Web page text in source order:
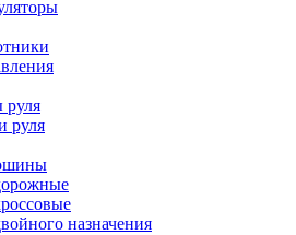
руля
руля
назначения